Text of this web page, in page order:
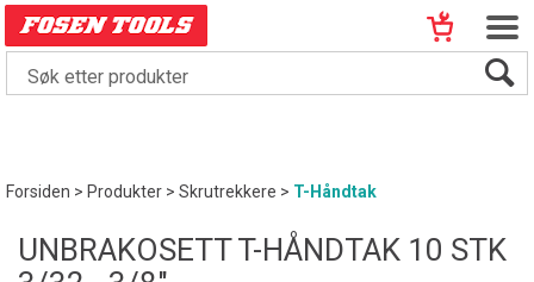
Forsiden>Produkter>Skrutrekkere>T-Håndtak
UNBRAKOSETT T-HÅNDTAK 10 STK